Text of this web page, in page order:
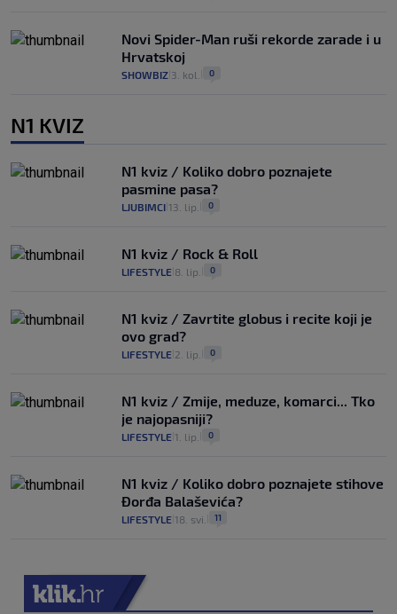
Novi Spider-Man ruši rekorde zarade i u
Hrvatskoj
SHOWBIZ 3. kol. 0
N1 KVIZ
N1 kviz / Koliko dobro poznajete
pasmine pasa?
LJUBIMCI 13. lip. 0
N1 kviz / Rock & Roll
LIFESTYLE 8. lip. 0
N1 kviz / Zavrtite globus i recite koji je
ovo grad?
LIFESTYLE 2. lip. 0
N1 kviz / Zmije, meduze, komarci... Tko
je najopasniji?
LIFESTYLE 1. lip. 0
N1 kviz / Koliko dobro poznajete stihove
Đorđa Balaševića?
LIFESTYLE 18. svi. 11